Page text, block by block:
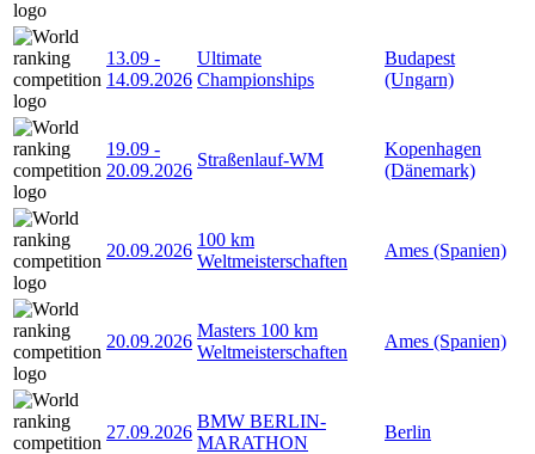
13.09 -
14.09.2026
Ultimate
Championships
Budapest
(Ungarn)
19.09 -
20.09.2026
Straßenlauf-WM
Kopenhagen
(Dänemark)
20.09.2026
100 km
Weltmeisterschaften
Ames (Spanien)
20.09.2026
Masters 100 km
Weltmeisterschaften
Ames (Spanien)
27.09.2026
BMW BERLIN-
MARATHON
Berlin